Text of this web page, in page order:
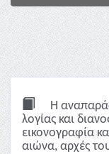
Η
λoγίας και
εικονογραφία
αιώνα, αρχές